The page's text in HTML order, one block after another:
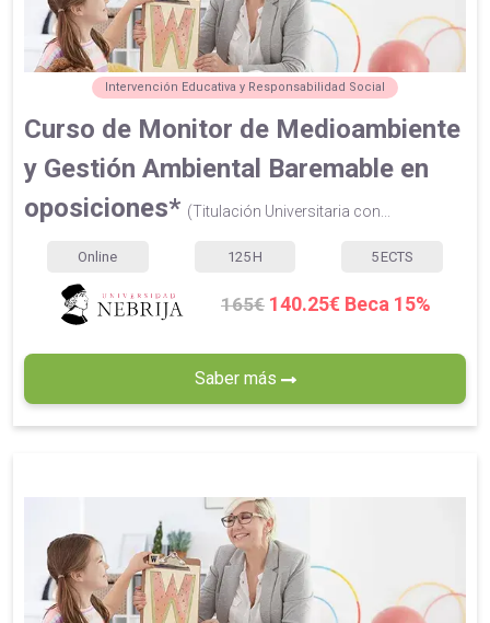
Intervención Educativa y Responsabilidad Social
Curso de Monitor de Medioambiente
y Gestión Ambiental Baremable en
oposiciones* (Titulación Universitaria con...
Online 125 H 5 ECTS
165€ 140.25€ Beca 15%
Saber más